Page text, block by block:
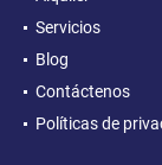
Servicios
Blog
Contáctenos
Políticas de